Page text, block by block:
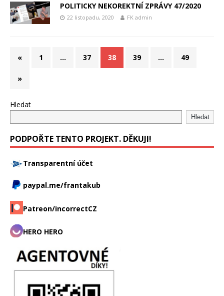
POLITICKY NEKOREKTNÍ ZPRÁVY 47/2020
22 listopadu, 2020 FK admin
« 1 … 37 38 39 … 49
»
Hledat
Hledat
PODPOŘTE TENTO PROJEKT. DĚKUJI!
Transparentní účet
paypal.me/frantakub
Patreon/incorrectCZ
HERO HERO